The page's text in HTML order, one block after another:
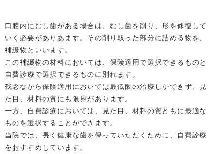
口腔内にむし歯がある場合は、むし歯を削り、形を修復して
いく必要がありあます。その削り取った部分に詰める物を、
補綴物といいます。
この補綴物の材料においては、保険適用で選択できるものと
自費診療で選択できるものに別れます。
残念ながら保険適用においては最低限の治療しかできず、見
た目、材料の質にも限界があります。
一方、自費診療においては、見た目、材料の質ともに最適な
ものを選択することができます。
当院では、長く健康な歯を保っていただくために、自費診療
をおすすめしています。